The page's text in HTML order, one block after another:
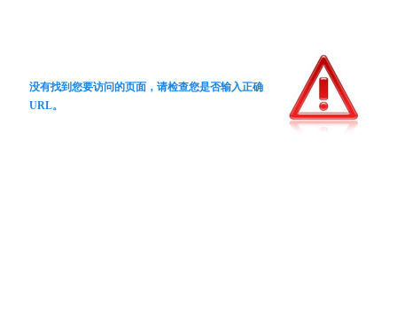
没有找到您要访问的页面，请检查您是否输入正确
URL。